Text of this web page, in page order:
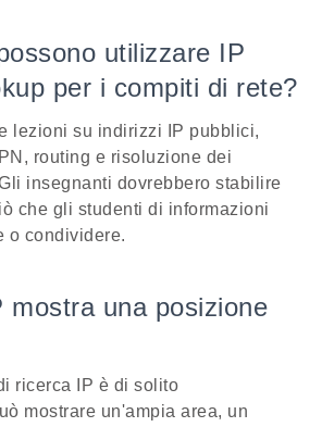
utilizzare IP
per i compiti di rete?
lezioni su indirizzi IP pubblici,
routing e risoluzione dei
insegnanti dovrebbero stabilire
che gli studenti di informazioni
o condividere.
mostra una posizione
ricerca IP è di solito
mostrare un'ampia area, un